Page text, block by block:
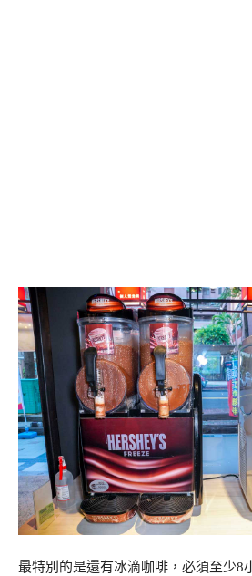
最特別的是還有冰滴咖啡，必須至少8